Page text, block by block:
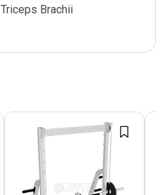
Triceps Brachii